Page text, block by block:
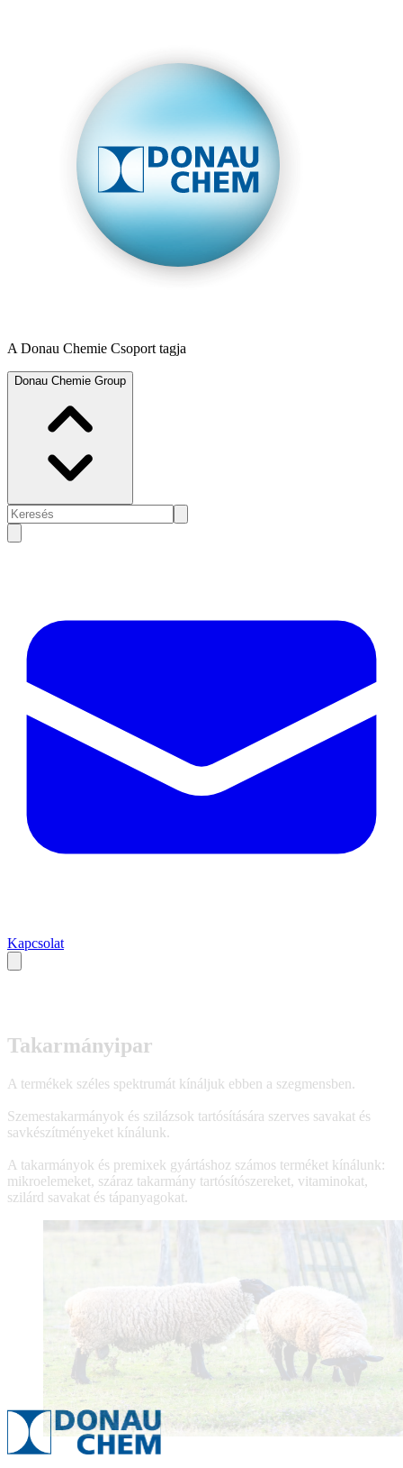
A Donau Chemie Csoport tagja
Donau Chemie Group
Kapcsolat
Takarmányipar
A termékek széles spektrumát kínáljuk ebben a szegmensben.
Szemestakarmányok és szilázsok tartósítására szerves savakat és
savkészítményeket kínálunk.
A takarmányok és premixek gyártáshoz számos terméket kínálunk:
mikroelemeket, száraz takarmány tartósítószereket, vitaminokat,
szilárd savakat és tápanyagokat.